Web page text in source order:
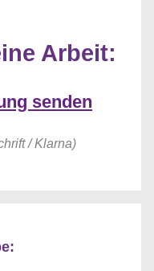
Arbeit:
senden
/ Klarna)